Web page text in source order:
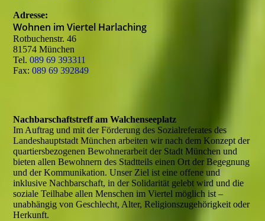
Adresse:
Wohnen im Viertel Harlaching
Rotbuchenstr. 46
81574 München
Tel.089 69 393311
Fax:089 69 392849
Nachbarschaftstreff am Walchenseeplatz
Im Auftrag und mit der Förderung des Sozialreferates des
Landeshauptstadt München arbeiten wir nach dem Konzept der
quartiersbezogenen Bewohnerarbeit der Stadt München und
bieten allen Bewohnern des Stadtteils einen Ort der Begegnung
und der Kommunikation. Unser Ziel ist eine offene und
inklusive Nachbarschaft, in der Solidarität gelebt wird und die
soziale Teilhabe allen Menschen im Viertel möglich ist –
unabhängig von Geschlecht, Alter, Religionszugehörigkeit oder
Herkunft.